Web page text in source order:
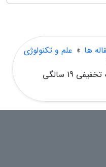
ها » علم و تکنولوژی
قیمت و کد دستوری خرید بسته تخفیفی 19 سالگی